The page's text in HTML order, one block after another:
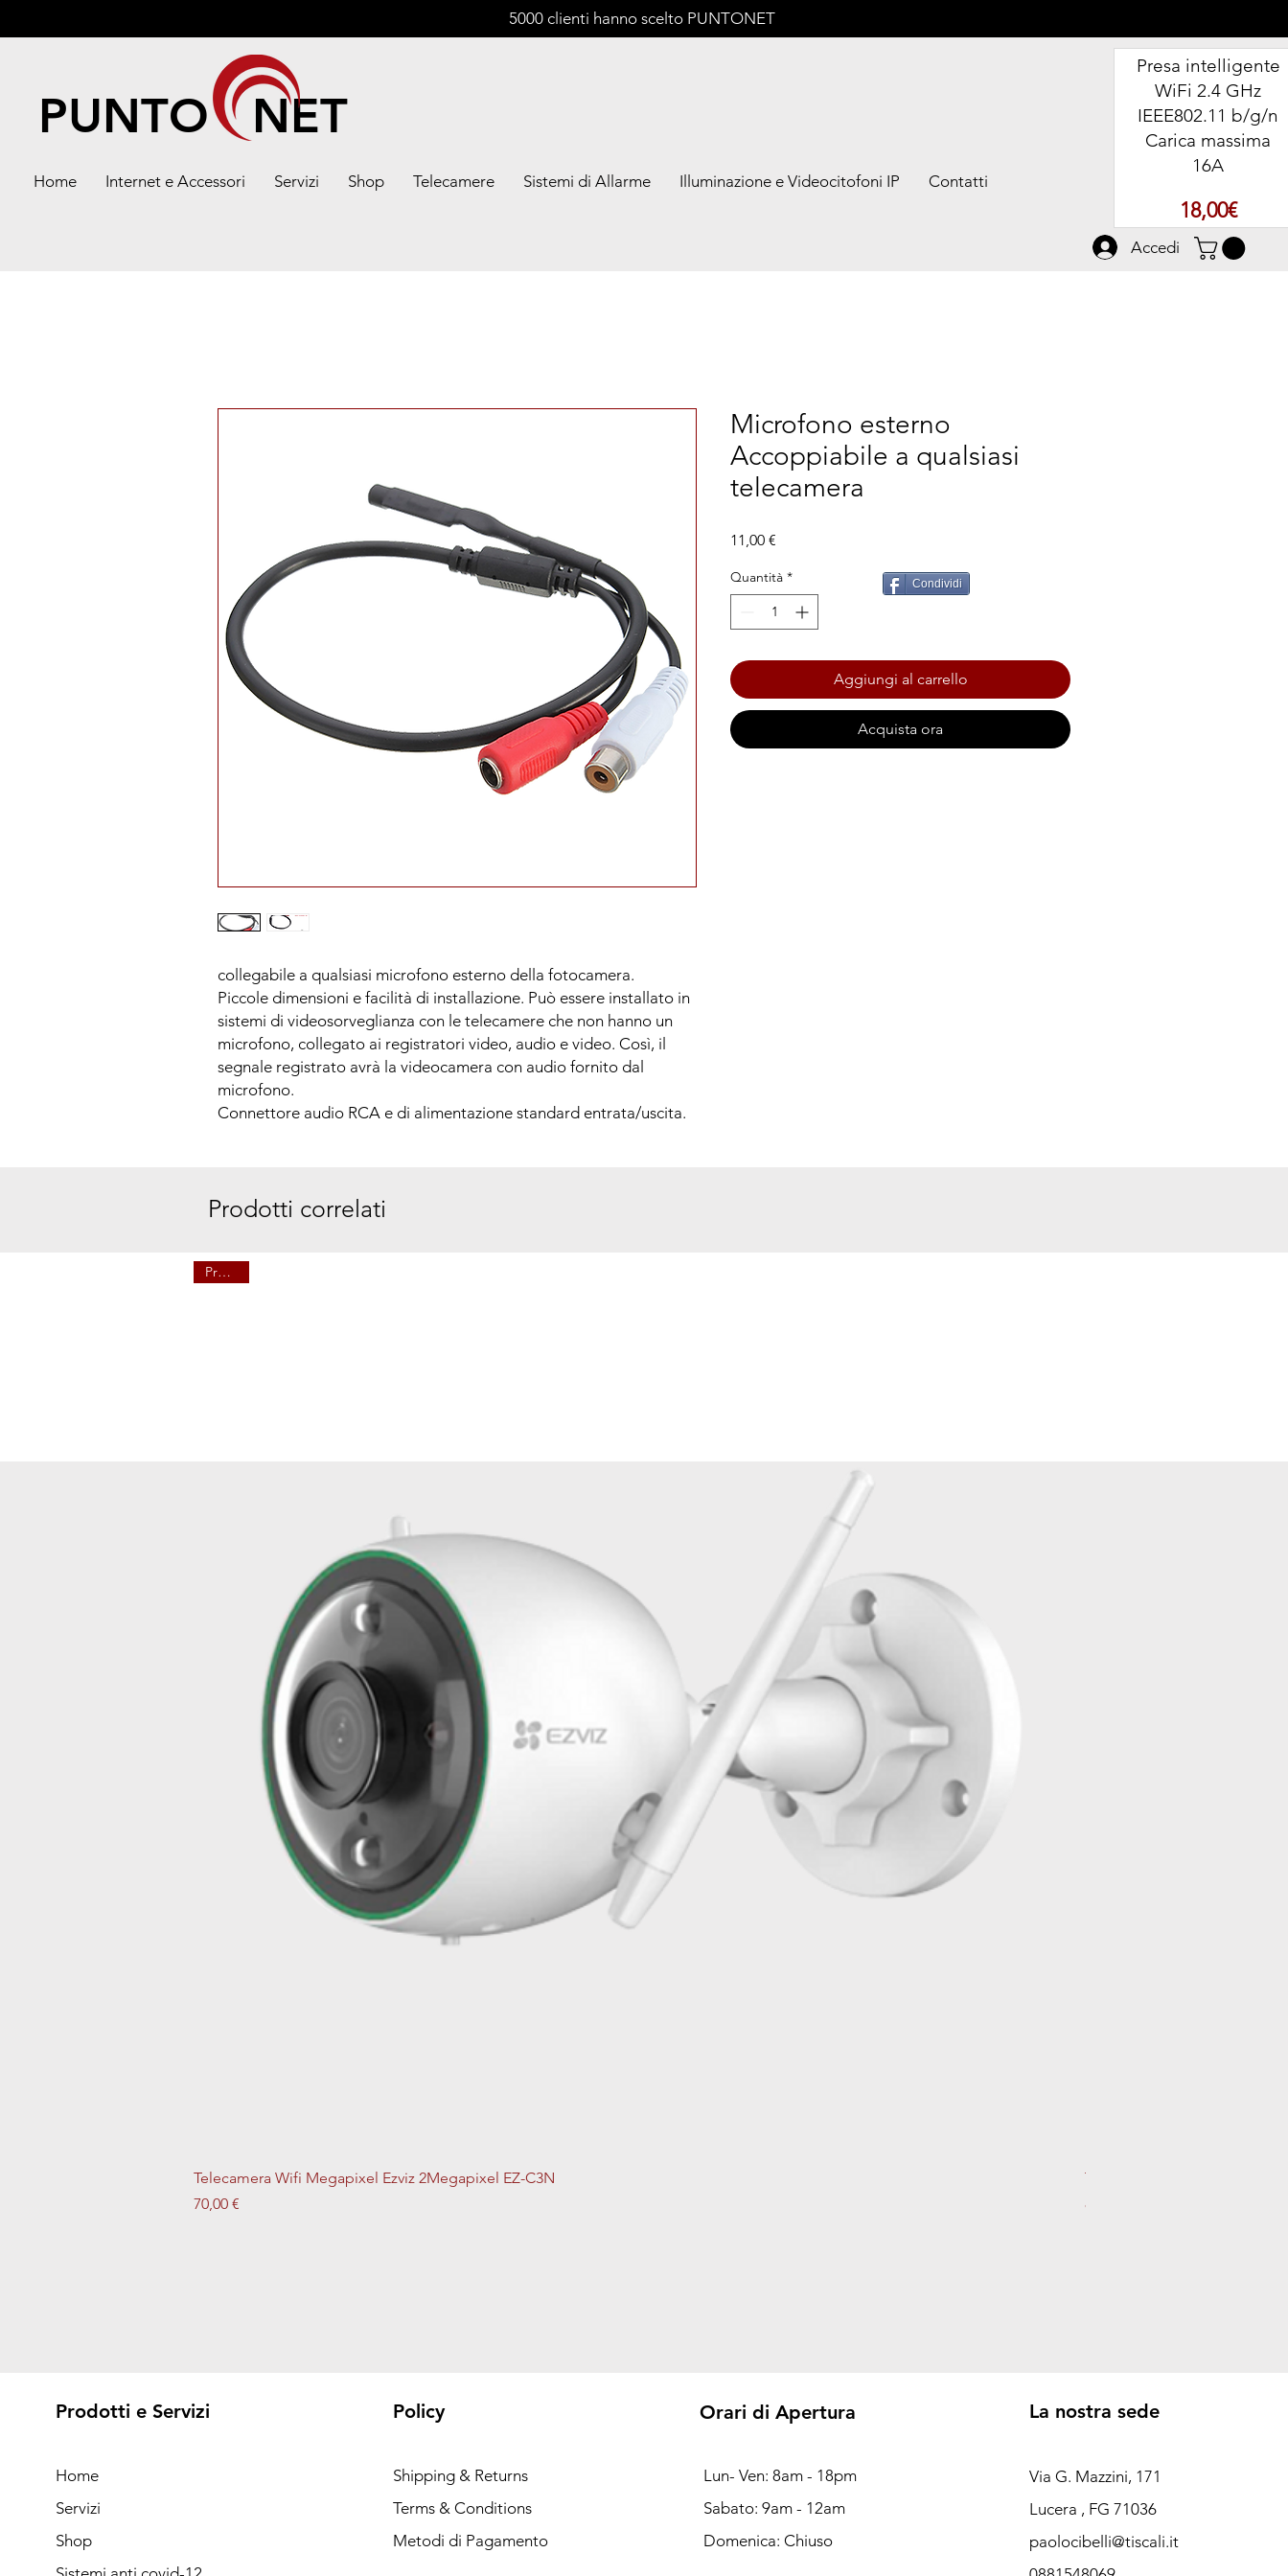
5000 clienti hanno scelto PUNTONET
Presa intelligente
WiFi 2.4 GHz
IEEE802.11 b/g/n
Carica massima
16A
18,00€
Home Internet e Accessori Servizi Shop Telecamere Sistemi di Allarme Illuminazione e Videocitofoni IP Contatti
PUNTO NET
Accedi
collegabile a qualsiasi microfono esterno della fotocamera.
Piccole dimensioni e facilità di installazione. Può essere installato in
sistemi di videosorveglianza con le telecamere che non hanno un
microfono, collegato ai registratori video, audio e video. Così, il
segnale registrato avrà la videocamera con audio fornito dal
microfono.
Connettore audio RCA e di alimentazione standard entrata/uscita.
Microfono esterno
Accoppiabile a qualsiasi
telecamera
11,00 €
Quantità *
Aggiungi al carrello
Acquista ora
Condividi
Prodotti correlati
Prenota
Telecamera Wifi Megapixel Ezviz 2Megapixel EZ-C3N
Prezzo
70,00 €
Telecamera Ezviz 2 Megapixel
Prezzo
88,00 €
Prodotti e Servizi
Home
Servizi
Shop
Policy
Shipping & Returns
Terms & Conditions
Metodi di Pagamento
Orari di Apertura
Lun- Ven: 8am - 18pm
Sabato: 9am - 12am
Domenica: Chiuso
La nostra sede
Via G. Mazzini, 171
Lucera , FG 71036
paolocibelli@tiscali.it